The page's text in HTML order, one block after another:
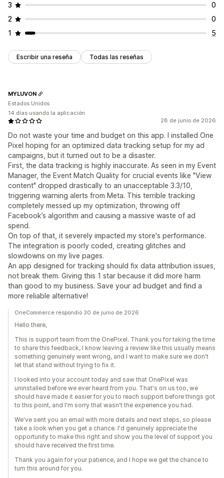
3
0
2
0
1
5
Escribir una reseña Todas las reseñas
28 de junio de 2026
Do not waste your time and budget on this app. I installed One
Pixel hoping for an optimized data tracking setup for my ad
campaigns, but it turned out to be a disaster.
First, the data tracking is highly inaccurate. As seen in my Event
Manager, the Event Match Quality for crucial events like "View
content" dropped drastically to an unacceptable 3.3/10,
triggering warning alerts from Meta. This terrible tracking
completely messed up my optimization, throwing off
Facebook’s algorithm and causing a massive waste of ad
spend.
On top of that, it severely impacted my store's performance.
The integration is poorly coded, creating glitches and
slowdowns on my live pages.
An app designed for tracking should fix data attribution issues,
not break them. Giving this 1 star because it did more harm
than good to my business. Save your ad budget and find a
more reliable alternative!
MYLUVON
Estados Unidos
14 días usando la aplicación
OneCommerce respondió 30 de junio de 2026
Hello there,
This is support team from the OnePixel. Thank you for taking the time
to share this feedback, I know leaving a review like this usually means
something genuinely went wrong, and I want to make sure we don't
let that stand without trying to fix it.
I looked into your account today and saw that OnePixel was
uninstalled before we ever heard from you. That's on us too, we
should have made it easier for you to reach support before things got
to this point, and I'm sorry that wasn't the experience you had.
We've sent you an email with more details and next steps, so please
take a look when you get a chance. I'd genuinely appreciate the
opportunity to make this right and show you the level of support you
should have received the first time.
Thank you again for your patience, and I hope we get the chance to
turn this around for you.